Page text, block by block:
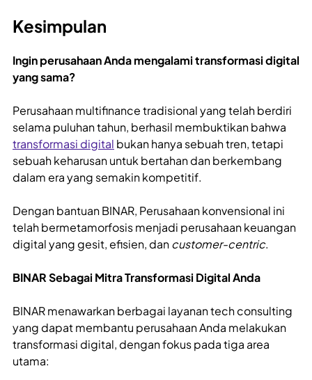
Kesimpulan
Ingin perusahaan Anda mengalami transformasi digital
yang sama?
Perusahaan multifinance tradisional yang telah berdiri
selama puluhan tahun, berhasil membuktikan bahwa
transformasi digital bukan hanya sebuah tren, tetapi
sebuah keharusan untuk bertahan dan berkembang
dalam era yang semakin kompetitif.
Dengan bantuan BINAR, Perusahaan konvensional ini
telah bermetamorfosis menjadi perusahaan keuangan
digital yang gesit, efisien, dancustomer-centric.
BINAR Sebagai Mitra Transformasi Digital Anda
BINAR menawarkan berbagai layanan tech consulting
yang dapat membantu perusahaan Anda melakukan
transformasi digital, dengan fokus pada tiga area
utama: